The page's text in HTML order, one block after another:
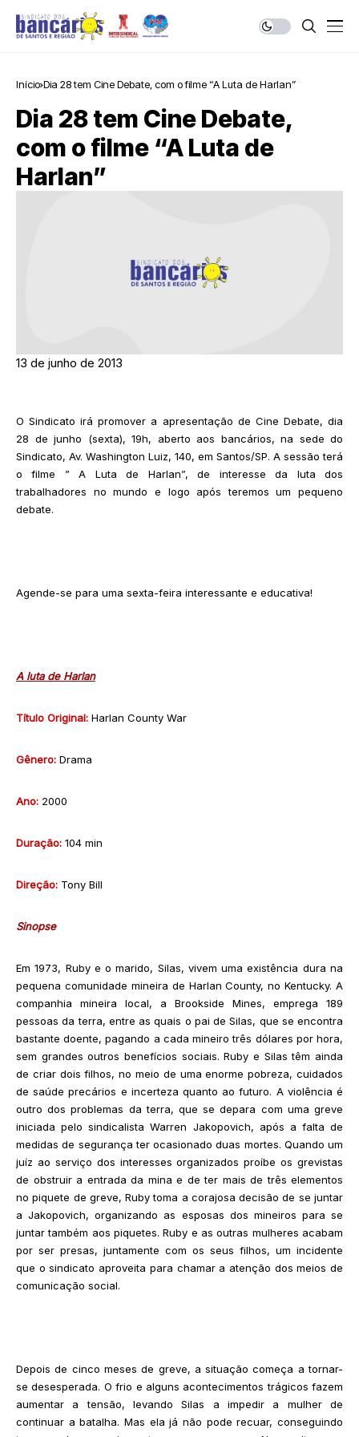
Início Dia 28 tem Cine Debate, com o filme “A Luta de Harlan”
Dia 28 tem Cine Debate,
com o filme “A Luta de
Harlan”
13 de junho de 2013
O Sindicato irá promover a apresentação de Cine Debate, dia
28 de junho (sexta), 19h, aberto aos bancários, na sede do
Sindicato, Av. Washington Luiz, 140, em Santos/SP. A sessão terá
o filme ” A Luta de Harlan”, de interesse da luta dos
trabalhadores no mundo e logo após teremos um pequeno
debate.
Agende-se para uma sexta-feira interessante e educativa!
A luta de Harlan
Título Original: Harlan County War
Gênero: Drama
Ano: 2000
Duração: 104 min
Direção: Tony Bill
Sinopse
Em 1973, Ruby e o marido, Silas, vivem uma existência dura na
pequena comunidade mineira de Harlan County, no Kentucky. A
companhia mineira local, a Brookside Mines, emprega 189
pessoas da terra, entre as quais o pai de Silas, que se encontra
bastante doente, pagando a cada mineiro três dólares por hora,
sem grandes outros benefícios sociais. Ruby e Silas têm ainda
de criar dois filhos, no meio de uma enorme pobreza, cuidados
de saúde precários e incerteza quanto ao futuro. A violência é
outro dos problemas da terra, que se depara com uma greve
iniciada pelo sindicalista Warren Jakopovich, após a falta de
medidas de segurança ter ocasionado duas mortes. Quando um
juíz ao serviço dos interesses organizados proíbe os grevistas
de obstruir a entrada da mina e de ter mais de três elementos
no piquete de greve, Ruby toma a corajosa decisão de se juntar
a Jakopovich, organizando as esposas dos mineiros para se
juntar também aos piquetes. Ruby e as outras mulheres acabam
por ser presas, juntamente com os seus filhos, um incidente
que o sindicato aproveita para chamar a atenção dos meios de
comunicação social.
Depois de cinco meses de greve, a situação começa a tornar-
se desesperada. O frio e alguns acontecimentos trágicos fazem
aumentar a tensão, levando Silas a impedir a mulher de
continuar a batalha. Mas ela já não pode recuar, conseguindo